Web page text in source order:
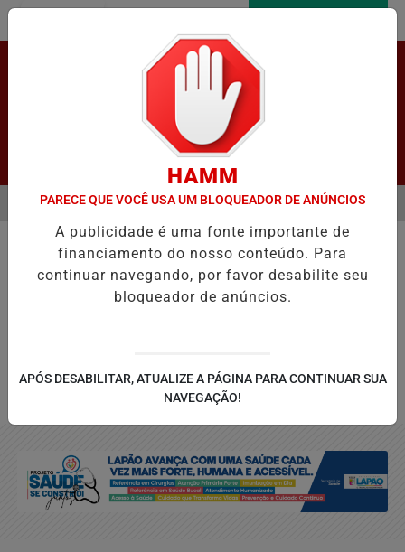
Pesquisar Notícia
E REGISTRA CRESCIMENTO NOS INDICADORES DE APRENDIZAGEM
EM ALTA
MENU
HAMM
PARECE QUE VOCÊ USA UM BLOQUEADOR DE ANÚNCIOS
A publicidade é uma fonte importante de
financiamento do nosso conteúdo. Para
continuar navegando, por favor desabilite seu
bloqueador de anúncios.
APÓS DESABILITAR, ATUALIZE A PÁGINA PARA CONTINUAR SUA
NAVEGAÇÃO!